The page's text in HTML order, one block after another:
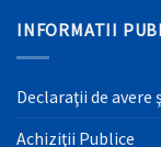
INFORMATII
Declaraţii de avere
Achiziţii Publice